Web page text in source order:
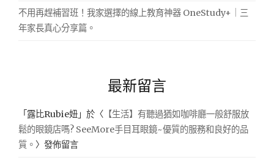
不用再趕補習班！我家選擇的線上教育神器 OneStudy+｜三
年家長真心分享篇。
最新留言
「 露比Rubie妞 」於〈 【生活】有聽過猶如咖啡廳一般舒服放
鬆的眼鏡店嗎? SeeMore手目耳眼鏡~優質的服務和良好的品
質。 〉發佈留言